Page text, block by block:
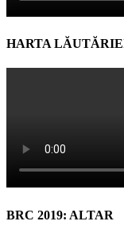
HARTA
BRC 2019: ALTAR